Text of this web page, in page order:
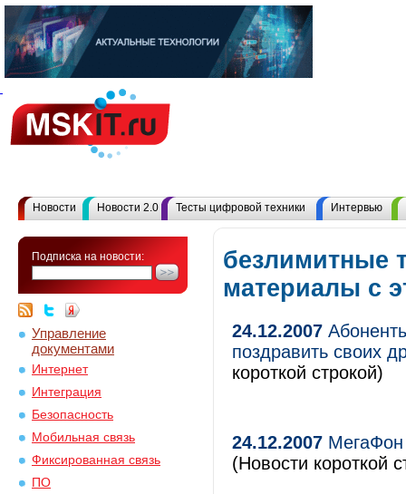
Новости Новости 2.0 Тесты цифровой техники Интервью
Подписка на новости:
Управление
документами
Интернет
Интеграция
Безопасность
Мобильная связь
Фиксированная связь
ПО
безлимитные
материалы с
24.12.2007
поздравить своих
короткой строкой)
24.12.2007 МегаФон
(Новости короткой